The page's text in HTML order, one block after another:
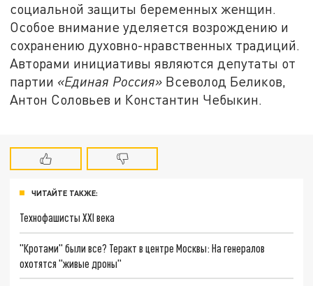
социальной защиты беременных женщин.
Особое внимание уделяется возрождению и
сохранению духовно-нравственных традиций.
Авторами инициативы являются депутаты от
партии «Единая Россия» Всеволод Беликов,
Антон Соловьев и Константин Чебыкин.
ЧИТАЙТЕ ТАКЖЕ:
Технофашисты XXI века
"Кротами" были все? Теракт в центре Москвы: На генералов
охотятся "живые дроны"